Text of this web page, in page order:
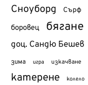
Сноуборд Сърф
боровец бягане
доц. Сандю Бешев
зима игра изкачване
катерене колело